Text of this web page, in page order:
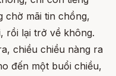
chờ mãi tin chồng,
rồi lại trở về không.
chiều chiều nàng ra
đến một buổi chiều,